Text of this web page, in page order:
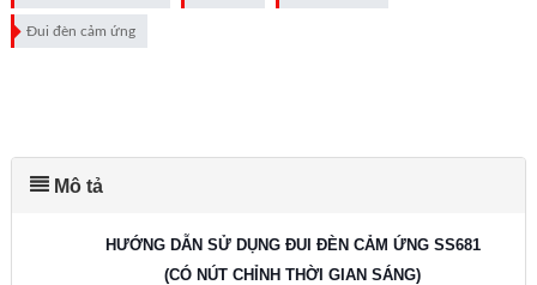
Đui đèn cảm ứng
Mô tả
HƯỚNG DẪN SỬ DỤNG ĐUI ĐÈN CẢM ỨNG SS681
(CÓ NÚT CHỈNH THỜI GIAN SÁNG)